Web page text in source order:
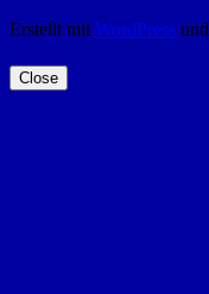
Erstellt mit WordPress und
Close